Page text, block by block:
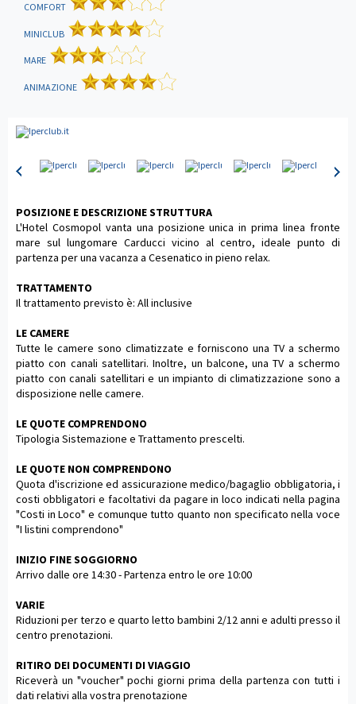
COMFORT
MINICLUB
MARE
ANIMAZIONE
POSIZIONE E DESCRIZIONE STRUTTURA
L'Hotel Cosmopol vanta una posizione unica in prima linea fronte
mare sul lungomare Carducci vicino al centro, ideale punto di
partenza per una vacanza a Cesenatico in pieno relax.
TRATTAMENTO
Il trattamento previsto è: All inclusive
LE CAMERE
Tutte le camere sono climatizzate e forniscono una TV a schermo
piatto con canali satellitari. Inoltre, un balcone, una TV a schermo
piatto con canali satellitari e un impianto di climatizzazione sono a
disposizione nelle camere.
LE QUOTE COMPRENDONO
Tipologia Sistemazione e Trattamento prescelti.
LE QUOTE NON COMPRENDONO
Quota d'iscrizione ed assicurazione medico/bagaglio obbligatoria, i
costi obbligatori e facoltativi da pagare in loco indicati nella pagina
"Costi in Loco" e comunque tutto quanto non specificato nella voce
"I listini comprendono"
INIZIO FINE SOGGIORNO
Arrivo dalle ore 14:30 - Partenza entro le ore 10:00
VARIE
Riduzioni per terzo e quarto letto bambini 2/12 anni e adulti presso il
centro prenotazioni.
RITIRO DEI DOCUMENTI DI VIAGGIO
Riceverà un "voucher" pochi giorni prima della partenza con tutti i
dati relativi alla vostra prenotazione